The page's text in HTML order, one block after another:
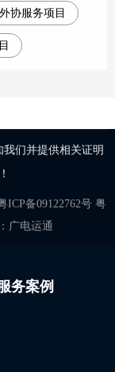
协服务项目
们并提供相关证明
ICP备09122762号 粤
广电运通
务案例